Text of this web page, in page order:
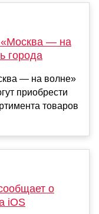
«Москва — на
города
— на волне»
приобрести
товаров
о
iOS